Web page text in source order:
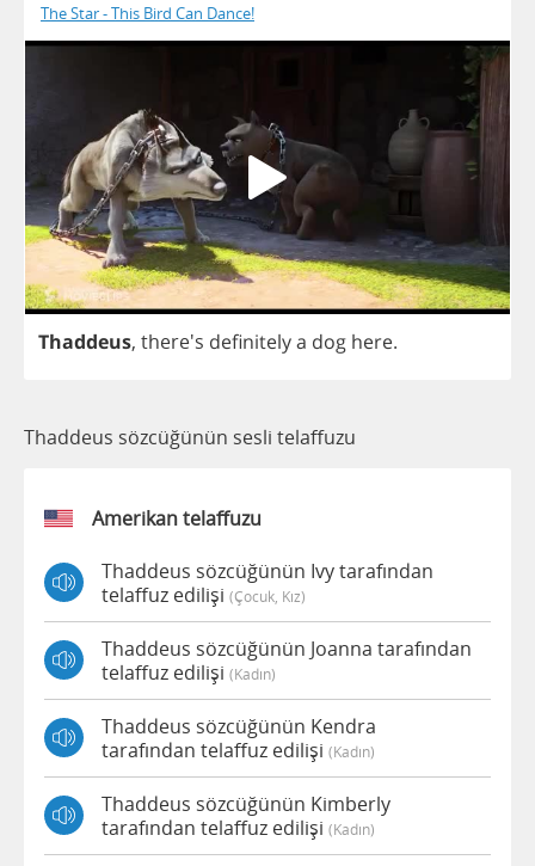
The Star - This Bird Can Dance!
Thaddeus, there's definitelya dog here.
Thaddeus sözcüğünün sesli telaffuzu
Amerikan telaffuzu
Thaddeus sözcüğünün Ivy tarafından
telaffuz edilişi (çocuk, Kız)
Thaddeus sözcüğünün Joanna tarafından
telaffuz edilişi (kadın)
Thaddeus sözcüğünün Kendra
tarafından telaffuz edilişi (kadın)
Thaddeus sözcüğünün Kimberly
tarafından telaffuz edilişi (kadın)